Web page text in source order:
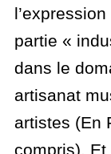
partie «
dans le
artisanat
artistes (En
compris).